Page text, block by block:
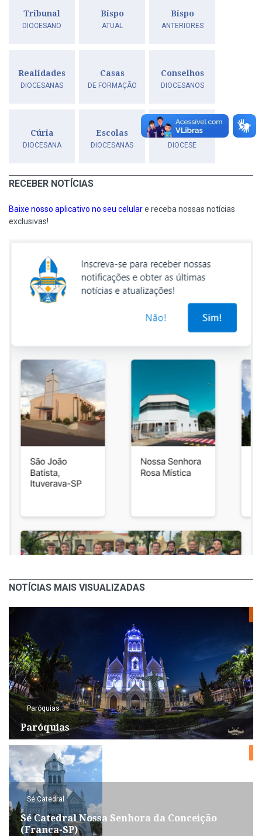
Tribunal
DIOCESANO
Bispo
ATUAL
Bispo
ANTERIORES
Realidades
DIOCESANAS
Casas
DE FORMAÇÃO
Conselhos
DIOCESANOS
Cúria
DIOCESANA
Escolas
DIOCESANAS
História
DIOCESE
RECEBER NOTÍCIAS
Baixe nosso aplicativo no seu celulare receba nossas notícias
exclusivas!
NOTÍCIAS MAIS VISUALIZADAS
Paróquias
Paróquias
Sé Catedral
Sé Catedral Nossa Senhora da Conceição
(Franca-SP)